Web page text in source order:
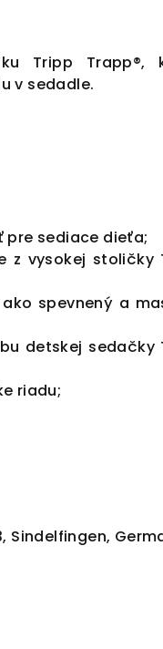
Tripp Trapp®,
v sedadle.
pre sediace dieťa;
z vysokej stoličky
spevnený a
detskej sedačky
riadu;
Sindelfingen,